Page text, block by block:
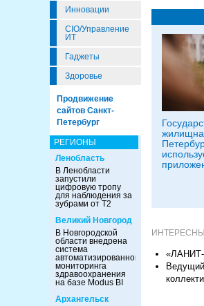
Инновации
CIO/Управление
ИТ
Гаджеты
Здоровье
Продвижение
сайтов Санкт-
Петербург
РЕГИОНЫ
Ленобласть
В Ленобласти
запустили
цифровую тропу
для наблюдения за
зубрами от Т2
Великий Новгород
В Новгородской
области внедрена
система
автоматизированного
мониторинга
здравоохранения
на базе Modus BI
Архангельск
«ЛАНИТ-